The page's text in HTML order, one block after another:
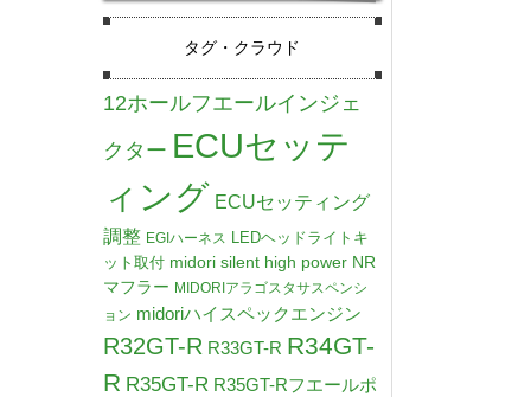
タグ・クラウド
12ホールフエールインジェ
クター ECUセッテ
ィング ECUセッティング
調整 EGIハーネス LEDヘッドライトキ
ット取付 midori silent high power NR
マフラー MIDORIアラゴスタサスペンシ
ョン midoriハイスペックエンジン
R32GT-R R33GT-R R34GT-
R R35GT-R R35GT-Rフエールポ